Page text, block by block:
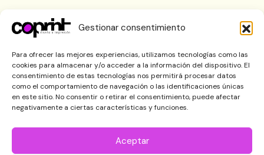
Gestionar consentimiento
Para ofrecer las mejores experiencias, utilizamos tecnologías como las
cookies para almacenar y/o acceder a la información del dispositivo. El
consentimiento de estas tecnologías nos permitirá procesar datos
como el comportamiento de navegación o las identificaciones únicas
en este sitio. No consentir o retirar el consentimiento, puede afectar
negativamente a ciertas características y funciones.
Aceptar
Imprenta
Blog
Contactar